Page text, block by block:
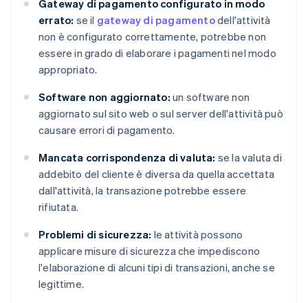
Gateway di pagamento configurato in modo
errato: se il gateway di pagamentodell'attività
non è configurato correttamente, potrebbe non
essere in grado di elaborare i pagamenti nel modo
appropriato.
Software non aggiornato: un software non
aggiornato sul sito web o sul server dell'attività può
causare errori di pagamento.
Mancata corrispondenza di valuta: se la valuta di
addebito del cliente è diversa da quella accettata
dall'attività, la transazione potrebbe essere
rifiutata.
Problemi di sicurezza: le attività possono
applicare misure di sicurezza che impediscono
l'elaborazione di alcuni tipi di transazioni, anche se
legittime.